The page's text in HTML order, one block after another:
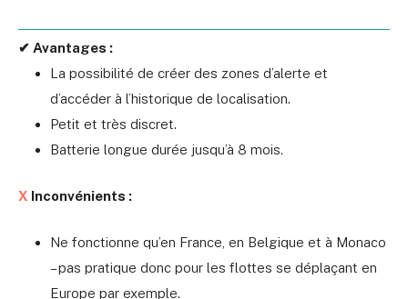
✔ Avantages :
La possibilité de créer des zones d’alerte et
d’accéder à l’historique de localisation.
Petit et très discret.
Batterie longue durée jusqu’à 8 mois.
X Inconvénients :
Ne fonctionne qu’en France, en Belgique et à Monaco
– pas pratique donc pour les flottes se déplaçant en
Europe par exemple.